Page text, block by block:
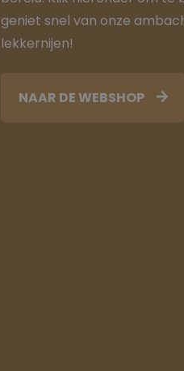
geniet snel van onze
lekkernijen!
NAAR DE WEBSHOP